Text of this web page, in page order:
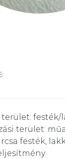
festék/
terület:
festék,